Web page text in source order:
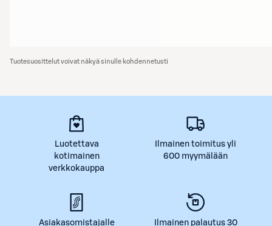
Tuotesuosittelut voivat näkyä sinulle kohdennetusti
Luotettava
kotimainen
verkkokauppa
Ilmainen toimitus yli
600 myymälään
Asiakasomistajalle
Ilmainen palautus 30